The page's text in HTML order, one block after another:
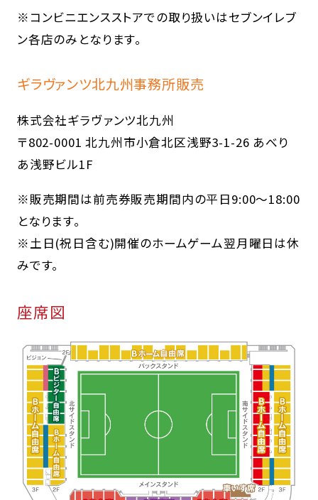
※コンビニエンスストアでの取り扱いはセブンイレブ
ン各店のみとなります。
ギラヴァンツ北九州事務所販売
株式会社ギラヴァンツ北九州
〒802-0001 北九州市小倉北区浅野3-1-26 あべり
あ浅野ビル1F
※販売期間は前売券販売期間内の平日9:00～18:00
となります。
※土日(祝日含む)開催のホームゲーム翌月曜日は休
みです。
座席図